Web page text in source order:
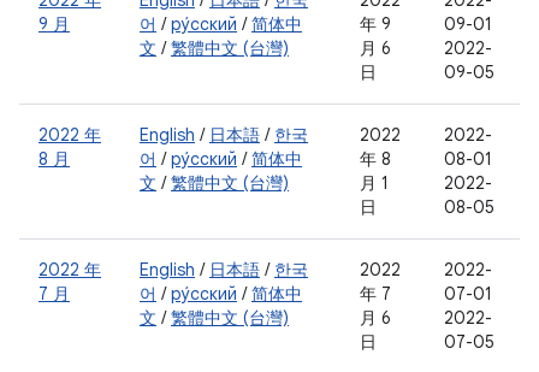
9 月
어 /ру́сский /简体中
文 /繁體中文 (台灣)
年 9
月 6
日
09-01
2022-
09-05
2022 年
8 月
English / 日本語 / 한국
어 /ру́сский /简体中
文 /繁體中文 (台灣)
2022
年 8
月 1
日
2022-
08-01
2022-
08-05
2022 年
7 月
English / 日本語 / 한국
어 /ру́сский /简体中
文 /繁體中文 (台灣)
2022
年 7
月 6
日
2022-
07-01
2022-
07-05